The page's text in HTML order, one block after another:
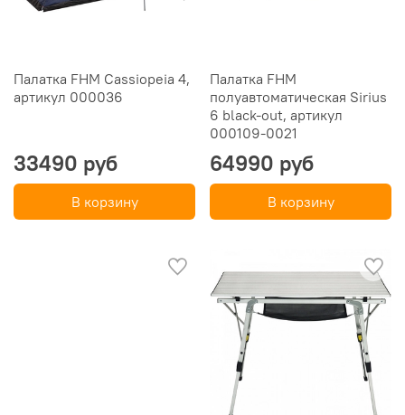
Палатка FHM Cassiopeia 4,
артикул 000036
33490 руб
В корзину
Палатка FHM
полуавтоматическая Sirius
6 black-out, артикул
000109-0021
64990 руб
В корзину